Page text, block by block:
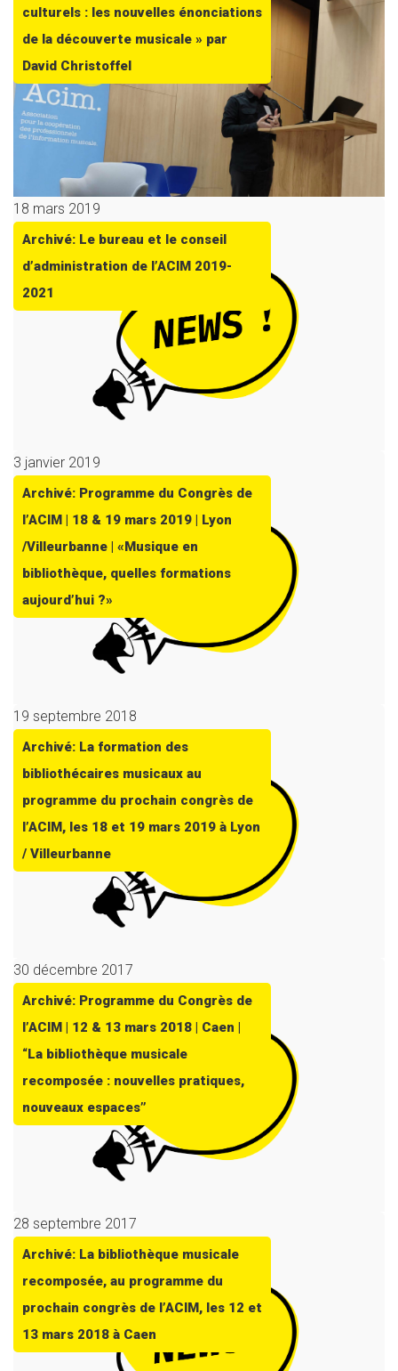
culturels : les nouvelles énonciations
de la découverte musicale » par
David Christoffel
18 mars 2019
Archivé: Le bureau et le conseil
d’administration de l’ACIM 2019-
2021
3 janvier 2019
Archivé: Programme du Congrès de
l’ACIM | 18 & 19 mars 2019 | Lyon
/Villeurbanne | «Musique en
bibliothèque, quelles formations
aujourd’hui ?»
19 septembre 2018
Archivé: La formation des
bibliothécaires musicaux au
programme du prochain congrès de
l’ACIM, les 18 et 19 mars 2019 à Lyon
/ Villeurbanne
30 décembre 2017
Archivé: Programme du Congrès de
l’ACIM | 12 & 13 mars 2018 | Caen |
“La bibliothèque musicale
recomposée : nouvelles pratiques,
nouveaux espaces”
28 septembre 2017
Archivé: La bibliothèque musicale
recomposée, au programme du
prochain congrès de l’ACIM, les 12 et
13 mars 2018 à Caen